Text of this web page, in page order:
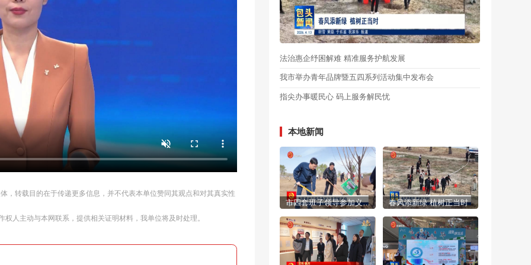
，转载目的在于传递更多信息，并不代表本单位赞同其观点和对其真实性
人主动与本网联系，提供相关证明材料，我单位将及时处理。
法治惠企纾困解难 精准服务护航发展
我市举办青年品牌暨五四系列活动集中发布会
指尖办事暖民心 码上服务解民忧
本地新闻
市四套班子领导参加义务植树活动 春风添新绿 植树正当时